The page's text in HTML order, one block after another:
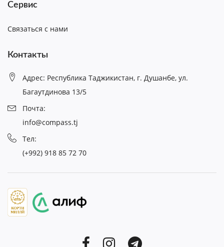
Сервис
Связаться с нами
Контакты
Адрес: Республика Таджикистан, г. Душанбе, ул.
Багаутдинова 13/5
Почта:
info@compass.tj
Тел:
(+992) 918 85 72 70